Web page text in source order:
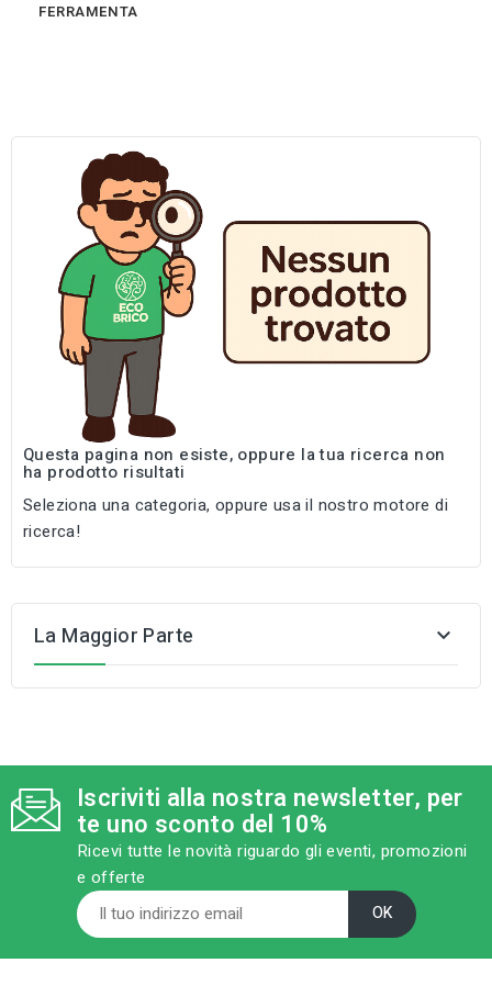
FERRAMENTA
Questa pagina non esiste, oppure la tua ricerca non
ha prodotto risultati
Seleziona una categoria, oppure usa il nostro motore di
ricerca!
La Maggior Parte 
Iscriviti alla nostra newsletter, per
te uno sconto del 10%
Ricevi tutte le novità riguardo gli eventi, promozioni
e offerte